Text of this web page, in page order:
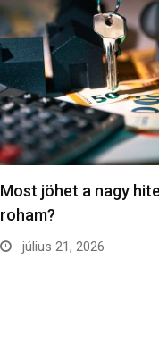
Most jöhet a nagy
roham?
július 21, 2026